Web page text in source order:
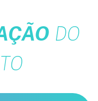
DO